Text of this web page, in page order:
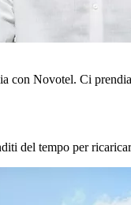
con Novotel. Ci
del tempo per